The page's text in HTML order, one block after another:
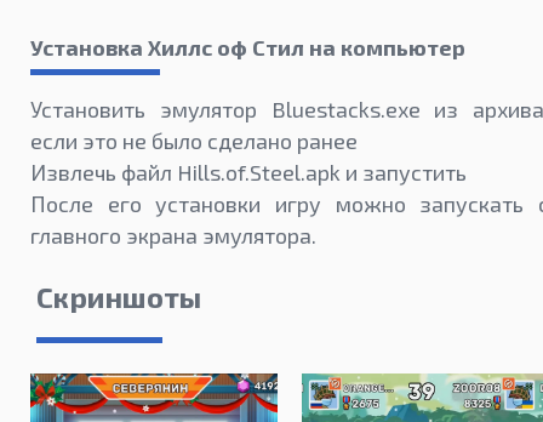
Установка Хиллс оф Стил на компьютер
Установить эмулятор Bluestacks.exe из
если это не было сделано ранее
Извлечь файл Hills.of.Steel.apk и запустить
После его установки игру можно запускать
главного экрана эмулятора.
Скриншоты